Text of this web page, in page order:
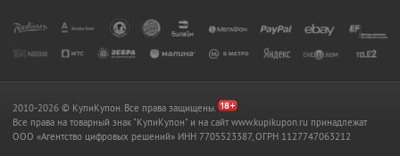
2010-2026 © КупиКупон. Все права защищены.
Все права на товарный знак "КупиКупон" и на сайт www.kupikupon.ru принадлежат
OOO «Агентство цифровых решений» ИНН 7705523387, ОГРН 1127747063212